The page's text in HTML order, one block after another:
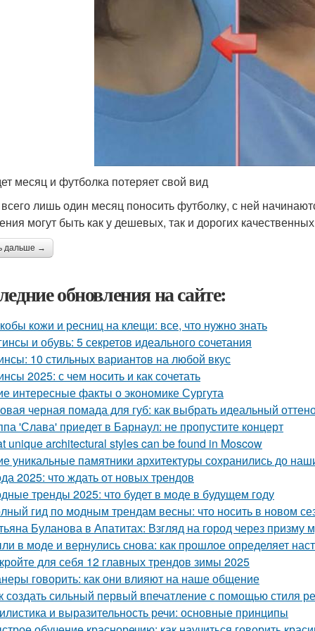
месяц и футболка потеряет свой вид
лишь один месяц поносить футболку, с ней
могут быть как у дешевых, так и дорогих
дальше →
обновления на сайте:
кожи и ресниц на клещи: все, что нужно знать
и обувь: 5 секретов идеального сочетания
10 стильных вариантов на любой вкус
2025: с чем носить и как сочетать
интересные факты о экономике Сургута
черная помада для губ: как выбрать идеальный
'Слава' приедет в Барнаул: не пропустите концерт
unique architectural styles can be found in Moscow
уникальные памятники архитектуры сохранились до
2025: что ждать от новых трендов
тренды 2025: что будет в моде в будущем году
гид по модным трендам весны: что носить в новом
Буланова в Апатитах: Взгляд на город через призму
в моде и вернулись снова: как прошлое определяет
для себя 12 главных трендов зимы 2025
говорить: как они влияют на наше общение
создать сильный первый впечатление с помощью стиля
и выразительность речи: основные принципы